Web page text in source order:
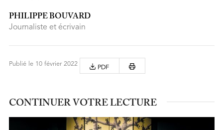
PHILIPPE BOUVARD
Journaliste et écrivain
Publié le 10 février 2022
PDF
CONTINUER VOTRE LECTURE